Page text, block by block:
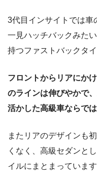
3代目インサイトでは車
一見ハッチバックみた
持つファストバックタ
フロントからリアにか
のラインは伸びやかで
活かした高級車ならで
またリアのデザインも
くなく、高級セダンと
イルにまとまっています